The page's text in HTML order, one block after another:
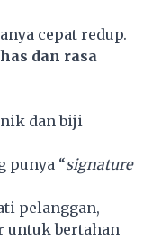
cepat redup.
dan rasa
dan biji
punya “signature
pelanggan,
untuk bertahan